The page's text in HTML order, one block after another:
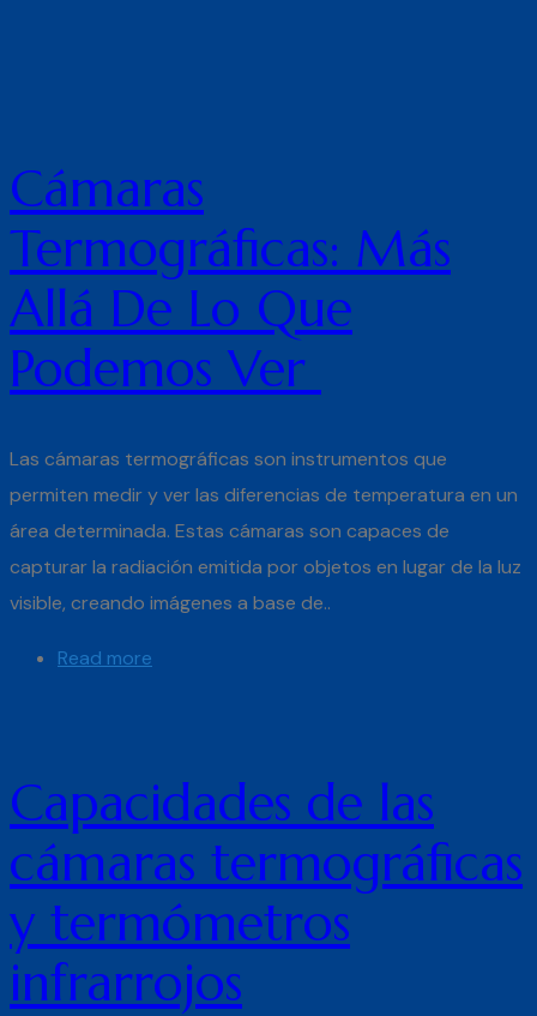
Cámaras
Termográficas: Más
Allá De Lo Que
Podemos Ver
Las cámaras termográficas son instrumentos que
permiten medir y ver las diferencias de temperatura en un
área determinada. Estas cámaras son capaces de
capturar la radiación emitida por objetos en lugar de la luz
visible, creando imágenes a base de..
Read more
Capacidades de las
cámaras termográficas
y termómetros
infrarrojos